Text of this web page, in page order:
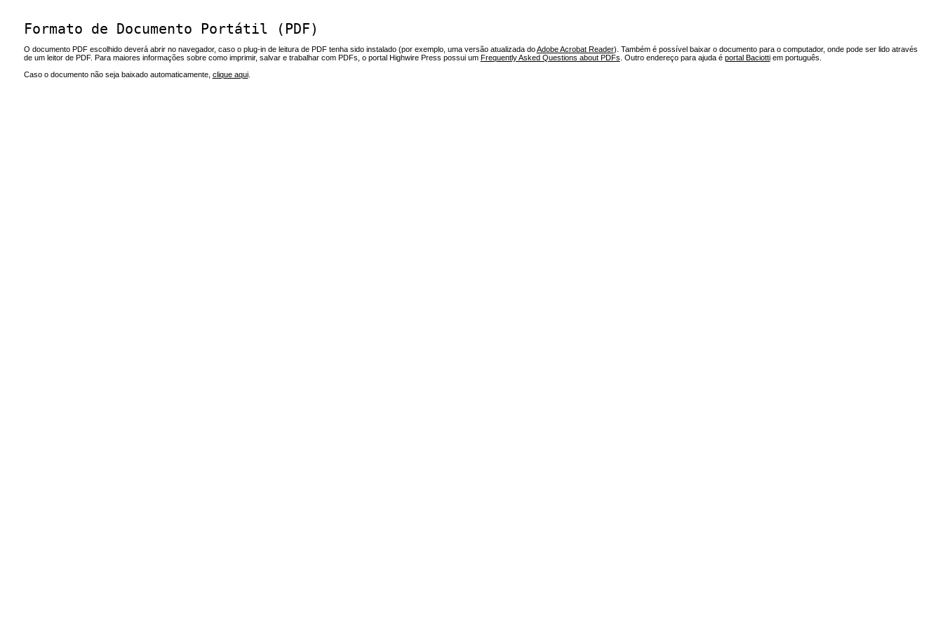
Formato de Documento Portátil (PDF)
O documento PDF escolhido deverá abrir no navegador, caso o plug-in de leitura de PDF tenha sido instalado (por exemplo, uma versão atualizada doAdobe Acrobat Reader). Também é possível baixar o documento para o computador, onde pode ser lido através
de um leitor de PDF. Para maiores informações sobre como imprimir, salvar e trabalhar com PDFs, o portal Highwire Press possui um Frequently Asked Questions about PDFs . Outro endereço para ajuda é portal Baciottiem português.
Caso o documento não seja baixado automaticamente, clique aqui.